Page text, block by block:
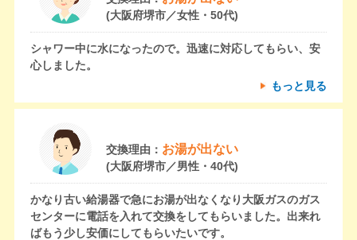
(大阪府堺市／女性・50代)
シャワー中に水になったので。迅速に対応してもらい、安
心しました。
もっと見る
交換理由： お湯が出ない
(大阪府堺市／男性・40代)
かなり古い給湯器で急にお湯が出なくなり大阪ガスのガス
センターに電話を入れて交換をしてもらいました。出来れ
ばもう少し安価にしてもらいたいです。